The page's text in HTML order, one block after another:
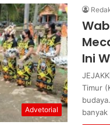
Advetorial
Ini
Timur